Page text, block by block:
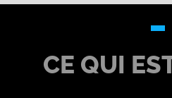
CE QUI